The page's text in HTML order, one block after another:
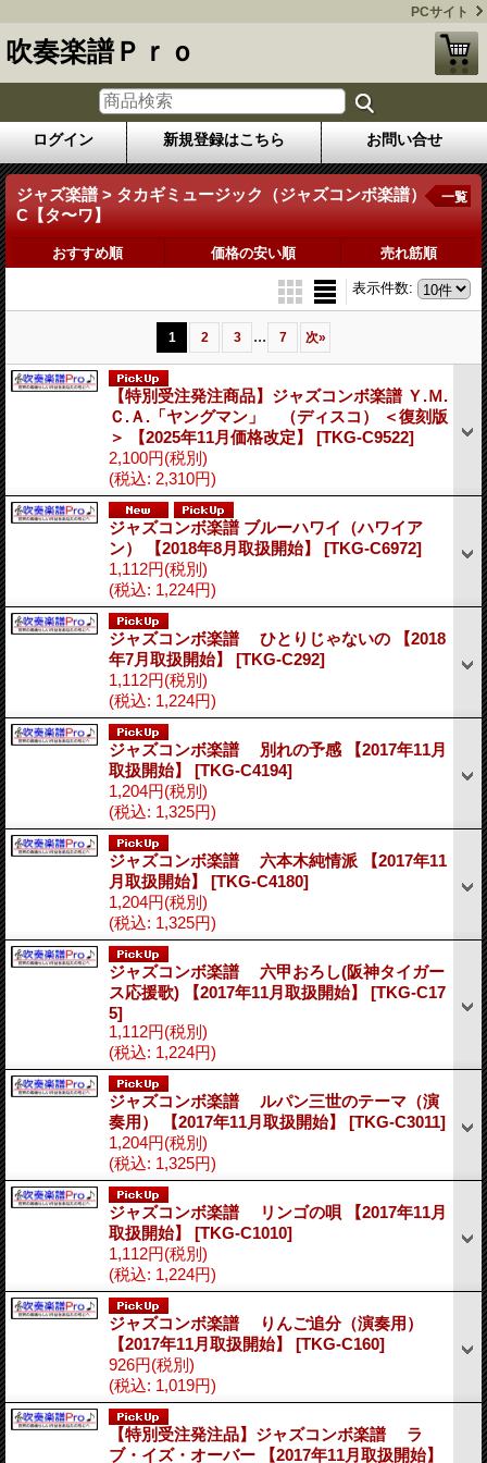
PCサイト
吹奏楽譜Ｐｒｏ
ログイン 新規登録はこちら お問い合せ
ジャズ楽譜 > タカギミュージック（ジャズコンボ楽譜）
C【タ〜ワ】
一覧
おすすめ順 価格の安い順 売れ筋順
表示件数:
1 2 3 ... 7 次»
【特別受注発注商品】ジャズコンボ楽譜 Ｙ.Ｍ.
Ｃ.Ａ.「ヤングマン」 （ディスコ） ＜復刻版
＞ 【2025年11月価格改定】 [TKG-C9522]
2,100円(税別)
(税込: 2,310円)
ジャズコンボ楽譜 ブルーハワイ（ハワイア
ン） 【2018年8月取扱開始】 [TKG-C6972]
1,112円(税別)
(税込: 1,224円)
ジャズコンボ楽譜 ひとりじゃないの 【2018
年7月取扱開始】 [TKG-C292]
1,112円(税別)
(税込: 1,224円)
ジャズコンボ楽譜 別れの予感 【2017年11月
取扱開始】 [TKG-C4194]
1,204円(税別)
(税込: 1,325円)
ジャズコンボ楽譜 六本木純情派 【2017年11
月取扱開始】 [TKG-C4180]
1,204円(税別)
(税込: 1,325円)
ジャズコンボ楽譜 六甲おろし(阪神タイガー
ス応援歌) 【2017年11月取扱開始】 [TKG-C17
5]
1,112円(税別)
(税込: 1,224円)
ジャズコンボ楽譜 ルパン三世のテーマ（演
奏用） 【2017年11月取扱開始】 [TKG-C3011]
1,204円(税別)
(税込: 1,325円)
ジャズコンボ楽譜 リンゴの唄 【2017年11月
取扱開始】 [TKG-C1010]
1,112円(税別)
(税込: 1,224円)
ジャズコンボ楽譜 りんご追分（演奏用）
【2017年11月取扱開始】 [TKG-C160]
926円(税別)
(税込: 1,019円)
【特別受注発注品】ジャズコンボ楽譜 ラ
ブ・イズ・オーバー 【2017年11月取扱開始】